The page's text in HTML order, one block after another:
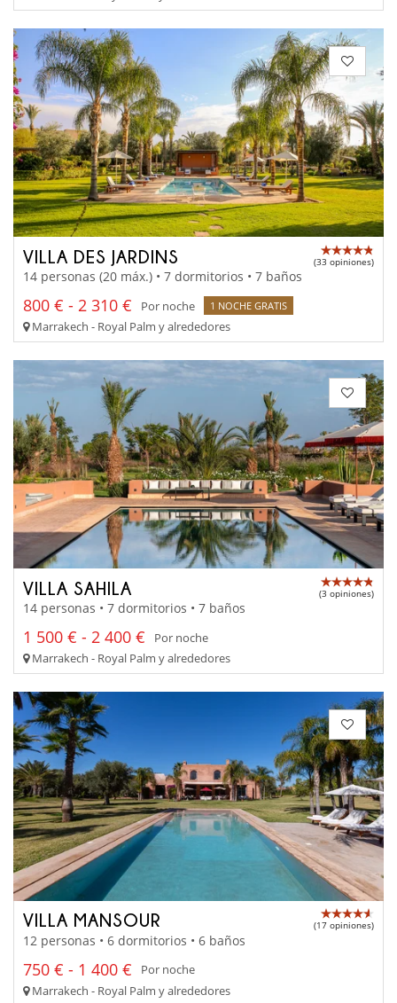
VILLA DES JARDINS (33 opiniones)
14 personas (20 máx.) • 7 dormitorios • 7 baños
800 € - 2 310 € Por noche 1 NOCHE GRATIS
Marrakech - Royal Palm y alrededores
VILLA SAHILA (3 opiniones)
14 personas • 7 dormitorios • 7 baños
1 500 € - 2 400 €
Por noche
Marrakech - Royal Palm y alrededores
VILLA MANSOUR (17 opiniones)
12 personas • 6 dormitorios • 6 baños
750 € - 1 400 €
Por noche
Marrakech - Royal Palm y alrededores